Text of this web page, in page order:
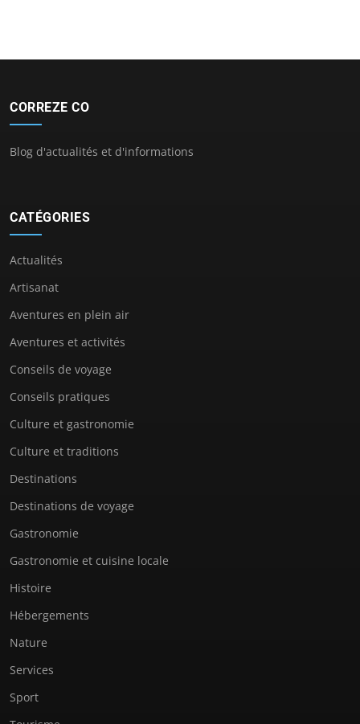
CORREZE CO
Blog d'actualités et d'informations
CATÉGORIES
Actualités
Artisanat
Aventures en plein air
Aventures et activités
Conseils de voyage
Conseils pratiques
Culture et gastronomie
Culture et traditions
Destinations
Destinations de voyage
Gastronomie
Gastronomie et cuisine locale
Histoire
Hébergements
Nature
Services
Sport